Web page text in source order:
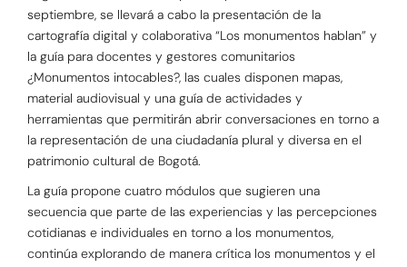
septiembre, se llevará a cabo la presentación de la
cartografía digital y colaborativa “Los monumentos hablan” y
la guía para docentes y gestores comunitarios
¿Monumentos intocables?, las cuales disponen mapas,
material audiovisual y una guía de actividades y
herramientas que permitirán abrir conversaciones en torno a
la representación de una ciudadanía plural y diversa en el
patrimonio cultural de Bogotá.
La guía propone cuatro módulos que sugieren una
secuencia que parte de las experiencias y las percepciones
cotidianas e individuales en torno a los monumentos,
continúa explorando de manera crítica los monumentos y el